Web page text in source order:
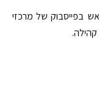
בפייסבוק של מרכזי
קהילה.